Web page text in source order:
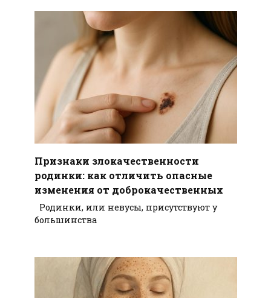
Признаки злокачественности
родинки: как отличить опасные
изменения от доброкачественных
Родинки, или невусы, присутствуют у
большинства